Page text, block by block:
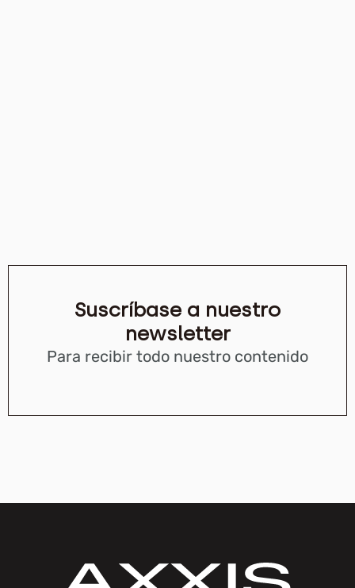
Suscríbase a nuestro
newsletter
Para recibir todo nuestro contenido